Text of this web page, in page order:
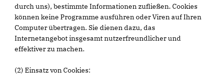
durch uns), bestimmte Informationen zufließen. Cookies
können keine Programme ausführen oder Viren auf Ihren
Computer übertragen. Sie dienen dazu, das
Internetangebot insgesamt nutzerfreundlicher und
effektiver zu machen.
(2) Einsatz von Cookies: